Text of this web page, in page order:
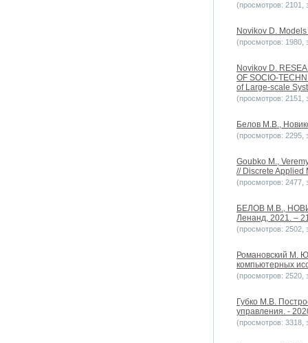
(просмотров: 2101,
Novikov D.
(просмотров: 1980,
Novikov D.
OF SOCIO-
of Large-scale
(просмотров: 2151,
Белов М.В.,
(просмотров: 2295,
Goubko M.,
// Discrete Applied
(просмотров: 2477,
БЕЛОВ М.В.,
Ленанд, 2021. –
(просмотров: 2502,
Романовский М.
компьютерных
(просмотров: 2520,
Губко М.В.
управления. -
(просмотров: 3318,